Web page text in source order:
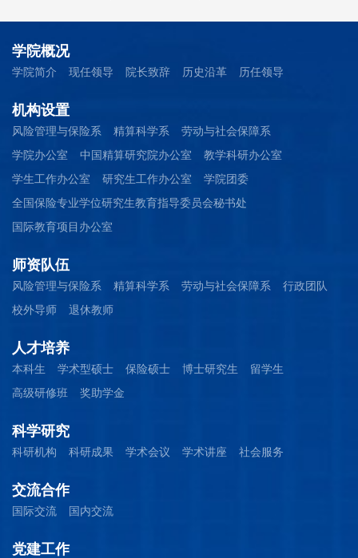
学院概况
学院简介 现任领导 院长致辞 历史沿革 历任领导
机构设置
风险管理与保险系 精算科学系
劳动与社会保障系
学院办公室
中国精算研究院办公室
教学科研办公室
学生工作办公室
研究生工作办公室
学院团委
全国保险专业学位研究生教育指导委员会秘书处
国际教育项目办公室
师资队伍
风险管理与保险系 精算科学系 劳动与社会保障系
行政团队
校外导师
退休教师
人才培养
本科生 学术型硕士 保险硕士 博士研究生
留学生
高级研修班
奖助学金
科学研究
科研机构 科研成果 学术会议 学术讲座 社会服务
交流合作
国际交流 国内交流
党建工作